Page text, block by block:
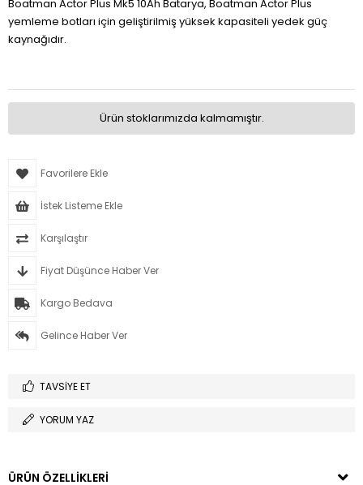
Boatman Actor Plus Mk5 10Ah Batarya, Boatman Actor Plus
yemleme botları için geliştirilmiş yüksek kapasiteli yedek güç
kaynağıdır.
Ürün stoklarımızda kalmamıştır.
Favorilere Ekle
İstek Listeme Ekle
Karşılaştır
Fiyat Düşünce Haber Ver
Kargo Bedava
Gelince Haber Ver
TAVSIYE ET
YORUM YAZ
ÜRÜN ÖZELLIKLERI